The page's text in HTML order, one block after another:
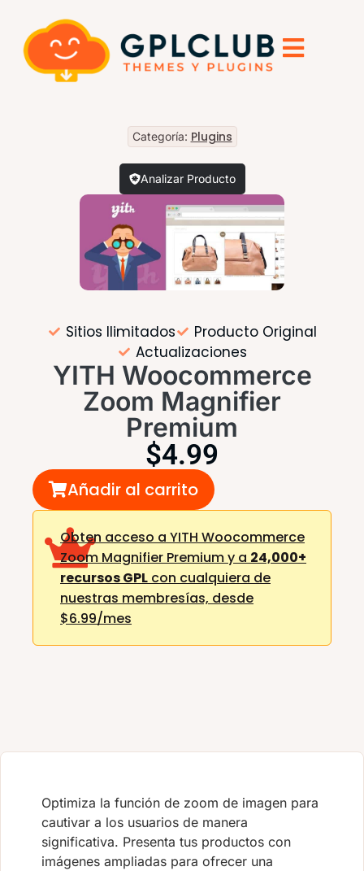
Categoría: Plugins
Analizar Producto
Sitios Ilimitados
Producto Original
Actualizaciones
YITH Woocommerce
Zoom Magnifier
Premium
$4.99
Añadir al carrito
Obten acceso a YITH Woocommerce
Zoom Magnifier Premium y a 24,000+
recursos GPL con cualquiera de
nuestras membresías, desde
$6.99/mes
Optimiza la función de zoom de imagen para
cautivar a los usuarios de manera
significativa. Presenta tus productos con
imágenes ampliadas para ofrecer una